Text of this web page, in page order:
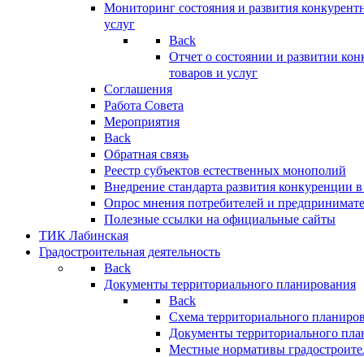
Мониторинг состояния и развития
услуг
Back
Отчет о состоянии и развитии
товаров и услуг
Соглашения
Работа Совета
Мероприятия
Back
Обратная связь
Реестр субъектов естественных монополий
Внедрение стандарта развития конкуренции
Опрос мнения потребителей и
Полезные ссылки на официальные сайты
ТИК Лабинская
Градостроительная деятельность
Back
Документы территориального планирования
Back
Схема территориального
Документы территориального
Местные нормативы